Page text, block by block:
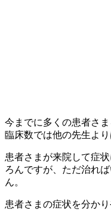
今までに多くの患者さ
臨床数では他の先生より
患者さまが来院して症
ろんですが、ただ治れ
ん。
患者さまの症状を分か